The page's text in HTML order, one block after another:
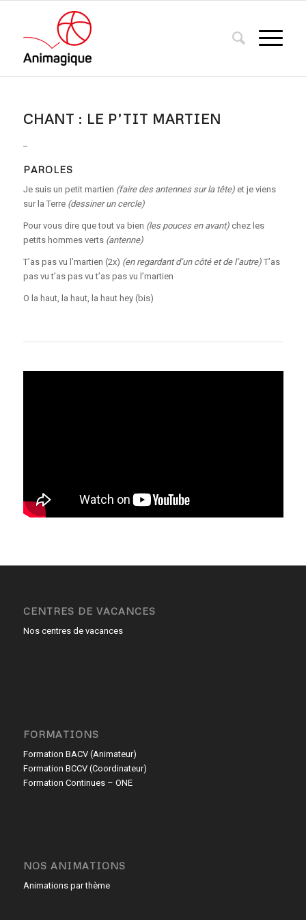
CHANT : LE P’TIT MARTIEN
PAROLES
Je suis un petit martien (faire des antennes sur la tête)et je viens
sur la Terre (dessiner un cercle)
Pour vous dire que tout va bien (les pouces en avant)chez les
petits hommes verts (antenne)
T’as pas vu l’martien (2x) (en regardant d’un côté et de l’autre) T’as
pas vu t’as pas vu t’as pas vu l’martien
O la haut, la haut, la haut hey (bis)
CENTRES DE VACANCES
Nos centres de vacances
FORMATIONS
Formation BACV (Animateur)
Formation BCCV (Coordinateur)
Formation Continues – ONE
NOS ANIMATIONS
Animations par thème